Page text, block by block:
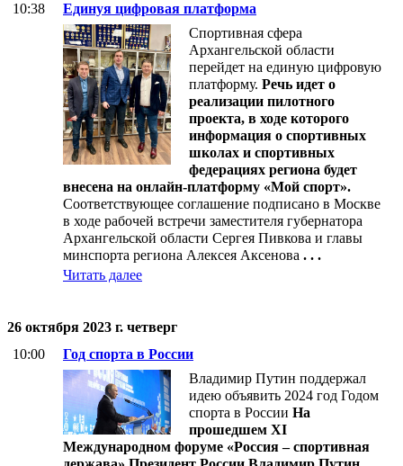
10:38
Единуя цифровая платформа
Спортивная сфера
Архангельской области
перейдет на единую цифровую
платформу. Речь идет о
реализации пилотного
проекта, в ходе которого
информация о спортивных
школах и спортивных
федерациях региона будет
внесена на онлайн-платформу «Мой спорт».
Соответствующее соглашение подписано в Москве
в ходе рабочей встречи заместителя губернатора
Архангельской области Сергея Пивкова и главы
минспорта региона Алексея Аксенова . . .
Читать далее
26 октября 2023 г. четверг
10:00
Год спорта в России
Владимир Путин поддержал
идею объявить 2024 год Годом
спорта в России На
прошедшем XI
Международном форуме «Россия – спортивная